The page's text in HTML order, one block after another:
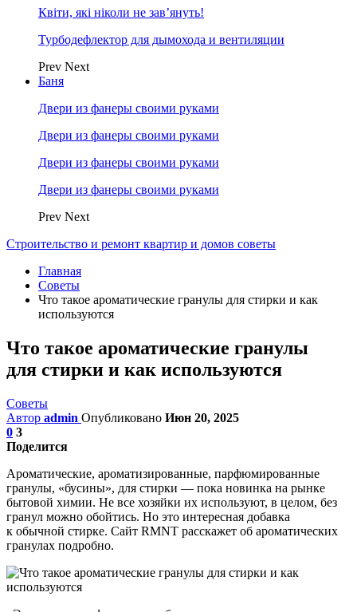
Квіти, які ніколи не зав’януть!
Турбодефлектор для дымохода и вентиляции
Prev Next
Баня
Двери из фанеры своими руками
Двери из фанеры своими руками
Двери из фанеры своими руками
Двери из фанеры своими руками
Prev Next
Строительство и ремонт квартир и домов советы
Главная
Советы
Что такое ароматические гранулы для стирки и как
используются
Что такое ароматические гранулы
для стирки и как используются
Советы
Автор admin Опубликовано Июн 20, 2025
0 3
Поделится
Ароматические, ароматизированные, парфюмированные
гранулы, «бусины», для стирки — пока новинка на рынке
бытовой химии. Не все хозяйки их используют, в целом, без
гранул можно обойтись. Но это интересная добавка
к обычной стирке. Сайт RMNT расскажет об ароматических
гранулах подробно.